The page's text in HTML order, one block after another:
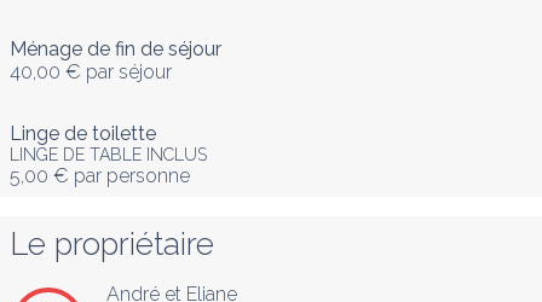
Ménage de fin de séjour
40,00 € par séjour
Linge de toilette
LINGE DE TABLE INCLUS
5,00 € par personne
Le propriétaire
André et Eliane